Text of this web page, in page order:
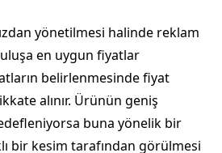
yönetilmesi halinde reklam
en uygun fiyatlar
belirlenmesinde fiyat
alınır. Ürünün geniş
buna yönelik bir
bir kesim tarafından görülmesi